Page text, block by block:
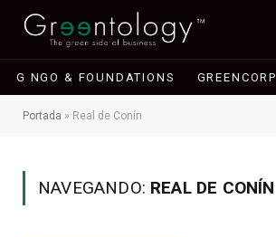
G NGO & FOUNDATIONS GREENCORP
Portada » Real de Conín
NAVEGANDO: REAL DE CONÍN